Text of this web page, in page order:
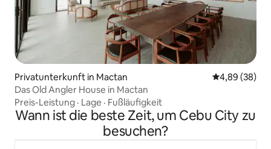
Privatunterkunft in Mactan
4,89 (38)
Das Old Angler House in Mactan
Preis-Leistung · Lage · Fußläufigkeit
Wann ist die beste Zeit, um Cebu City zu
besuchen?